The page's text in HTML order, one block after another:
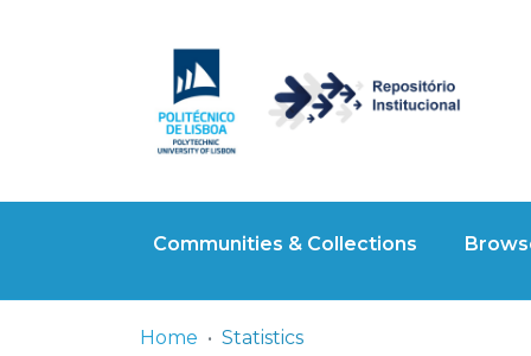
Communities & Collections
Home Statistics